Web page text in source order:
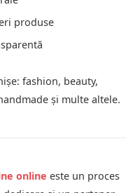
produse
fashion, beauty,
și multe altele.
online este un proces